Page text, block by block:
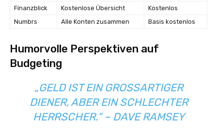
Finanzblick
Kostenlose Übersicht
Kostenlos
Numbrs
Alle Konten zusammen Basis kostenlos
Humorvolle Perspektiven auf
Budgeting
„GELD IST EIN GROSSARTIGER D
IENER, ABER EIN SCHLECHTER H
ERRSCHER.“ – DAVE RAMSEY